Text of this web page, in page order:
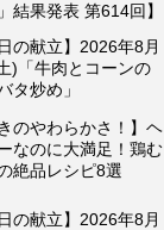
結果発表 第614回】
日の献立】2026年8月
)「牛肉とコーンの
タ炒め」
きのやわらかさ！】ヘ
なのに大満足！鶏む
絶品レシピ8選
日の献立】2026年8月